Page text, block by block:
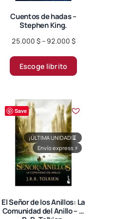
Cuentos de hadas –
Stephen King.
25.000 $– 92.000 $Price
25.000 $
through
Escoge librito
Las
se
pueden
página
de
Save
El Señor de los Anillos: La
Comunidad del Anillo – J.
¡ÚLTIMA UNIDAD!⏳
Envío express ⚡